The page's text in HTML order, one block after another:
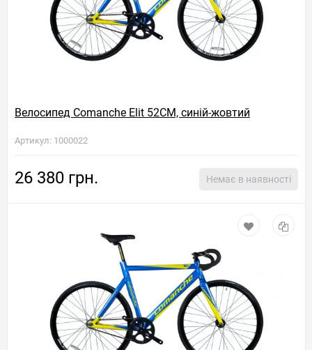
Велосипед Comanche Elit 52CM, синій-жовтий
Артикул: 1000022
26 380 грн. Немає в наявності